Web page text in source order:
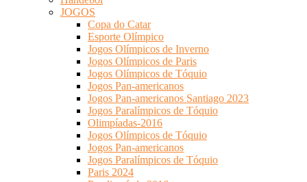
JOGOS
Copa do Catar
Esporte Olímpico
Jogos Olímpicos de Inverno
Jogos Olímpicos de Paris
Jogos Olímpicos de Tóquio
Jogos Pan-americanos
Jogos Pan-americanos Santiago 2023
Jogos Paralímpicos de Tóquio
Olimpíadas-2016
Jogos Olímpicos de Tóquio
Jogos Pan-americanos
Jogos Paralímpicos de Tóquio
Paris 2024